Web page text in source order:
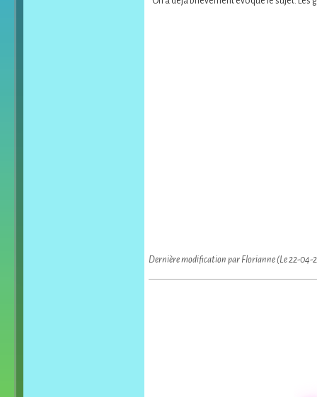
Dernière modification par Florianne (Le 22-04-